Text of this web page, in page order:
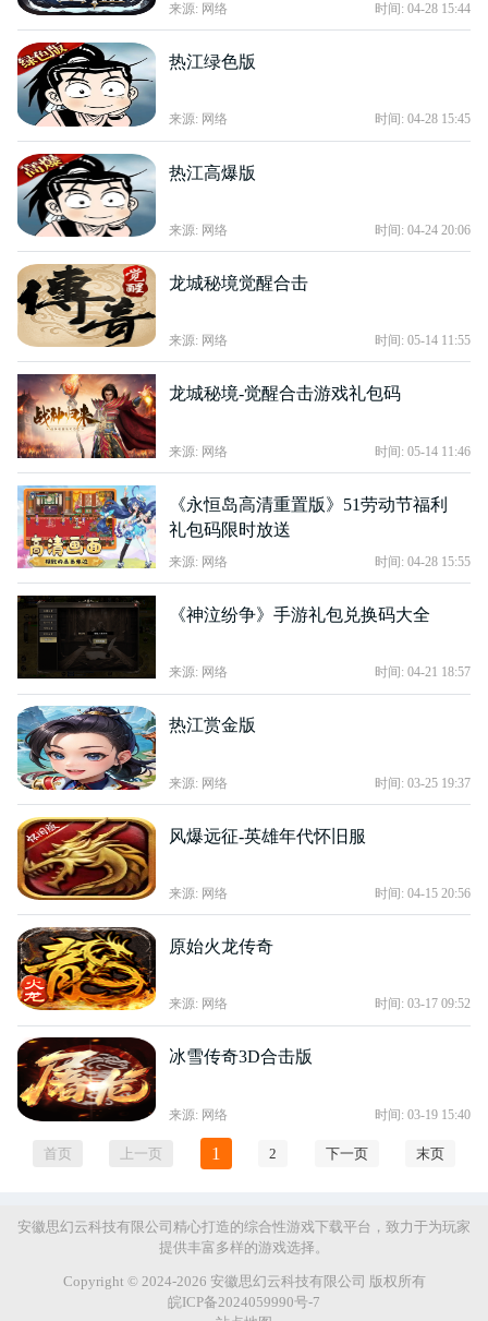
来源: 网络 时间: 04-28 15:44
热江绿色版
来源: 网络 时间: 04-28 15:45
热江高爆版
来源: 网络 时间: 04-24 20:06
龙城秘境觉醒合击
来源: 网络 时间: 05-14 11:55
龙城秘境-觉醒合击游戏礼包码
来源: 网络 时间: 05-14 11:46
《永恒岛高清重置版》51劳动节福利
礼包码限时放送
来源: 网络 时间: 04-28 15:55
《神泣纷争》手游礼包兑换码大全
来源: 网络 时间: 04-21 18:57
热江赏金版
来源: 网络 时间: 03-25 19:37
风爆远征-英雄年代怀旧服
来源: 网络 时间: 04-15 20:56
原始火龙传奇
来源: 网络 时间: 03-17 09:52
冰雪传奇3D合击版
来源: 网络 时间: 03-19 15:40
首页 上一页 1 2 下一页 末页
安徽思幻云科技有限公司精心打造的综合性游戏下载平台，致力于为玩家
提供丰富多样的游戏选择。
Copyright © 2024-2026 安徽思幻云科技有限公司 版权所有
皖ICP备2024059990号-7